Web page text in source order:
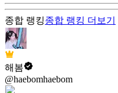
종합 랭킹종합 랭킹 더보기
해봄
@haebomhaebom